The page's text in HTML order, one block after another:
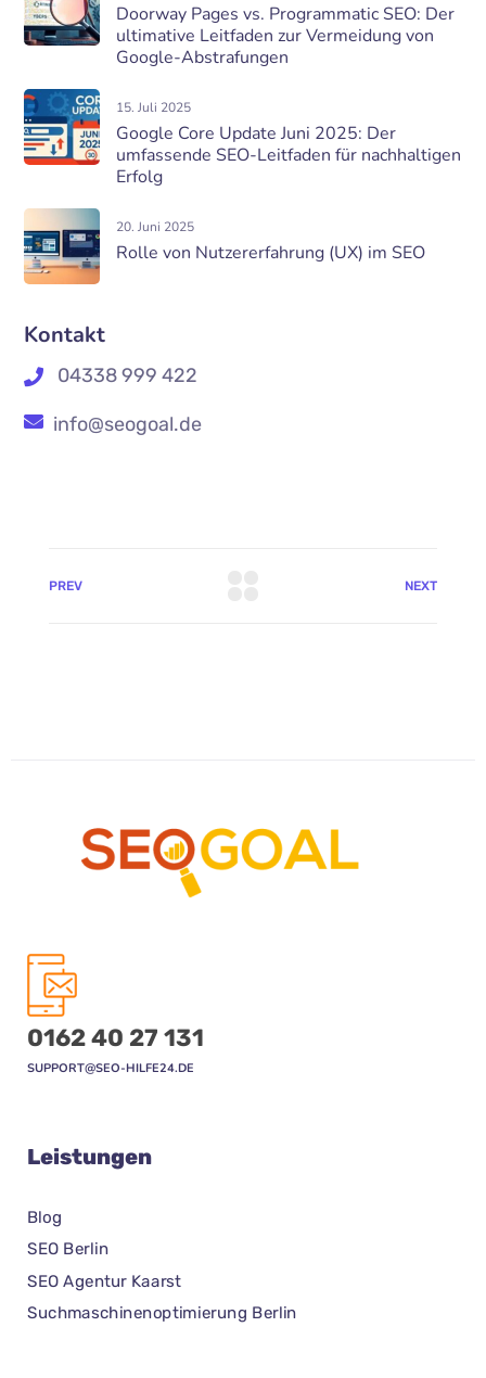
Doorway Pages vs. Programmatic SEO: Der
ultimative Leitfaden zur Vermeidung von
Google-Abstrafungen
15. Juli 2025
Google Core Update Juni 2025: Der
umfassende SEO-Leitfaden für nachhaltigen
Erfolg
20. Juni 2025
Rolle von Nutzererfahrung (UX) im SEO
Kontakt
04338 999 422
info@seogoal.de
PREV NEXT
0162 40 27 131
SUPPORT@SEO-HILFE24.DE
Leistungen
Blog
SEO Berlin
SEO Agentur Kaarst
Suchmaschinenoptimierung Berlin